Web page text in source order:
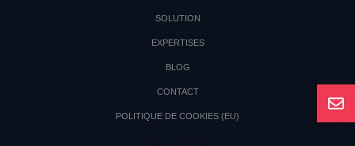
SOLUTION
EXPERTISES
BLOG
CONTACT
POLITIQUE DE COOKIES (EU)